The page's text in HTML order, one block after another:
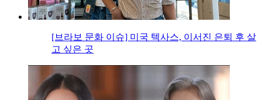
[브라보 문화 이슈] 미국 텍사스, 이서진 은퇴 후 살
고 싶은 곳